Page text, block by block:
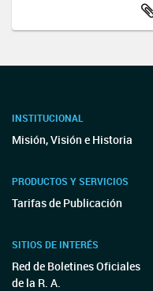
INSTITUCIONAL
Misión, Visión e Historia
PRODUCTOS Y SERVICIOS
Tarifas de Publicación
SITIOS DE INTERÉS
Red de Boletines Oficiales
de la R. A.